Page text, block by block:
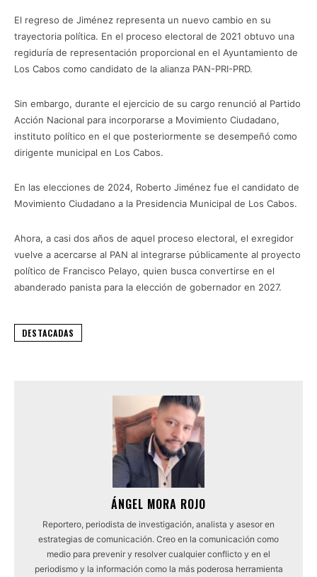
El regreso de Jiménez representa un nuevo cambio en su
trayectoria política. En el proceso electoral de 2021 obtuvo una
regiduría de representación proporcional en el Ayuntamiento de
Los Cabos como candidato de la alianza PAN-PRI-PRD.
Sin embargo, durante el ejercicio de su cargo renunció al Partido
Acción Nacional para incorporarse a Movimiento Ciudadano,
instituto político en el que posteriormente se desempeñó como
dirigente municipal en Los Cabos.
En las elecciones de 2024, Roberto Jiménez fue el candidato de
Movimiento Ciudadano a la Presidencia Municipal de Los Cabos.
Ahora, a casi dos años de aquel proceso electoral, el exregidor
vuelve a acercarse al PAN al integrarse públicamente al proyecto
político de Francisco Pelayo, quien busca convertirse en el
abanderado panista para la elección de gobernador en 2027.
DESTACADAS
ÁNGEL MORA ROJO
Reportero, periodista de investigación, analista y asesor en
estrategias de comunicación. Creo en la comunicación como
medio para prevenir y resolver cualquier conflicto y en el
periodismo y la información como la más poderosa herramienta